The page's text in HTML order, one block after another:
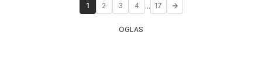
1 2 3 4 ... 17
OGLAS